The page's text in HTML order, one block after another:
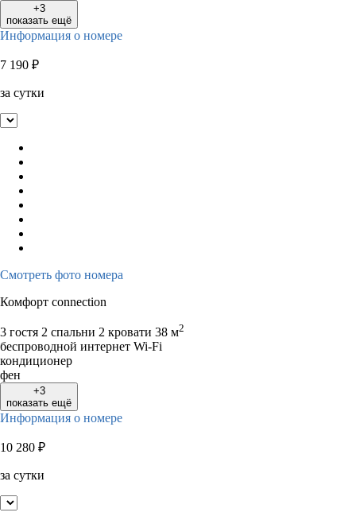
+3
показать ещё
Информация о номере
7 190 ₽
за сутки
Смотреть фото номера
Комфорт connection
3 гостя 2 спальни 2 кровати 38 м2
беспроводной интернет Wi-Fi
кондиционер
фен
+3
показать ещё
Информация о номере
10 280 ₽
за сутки